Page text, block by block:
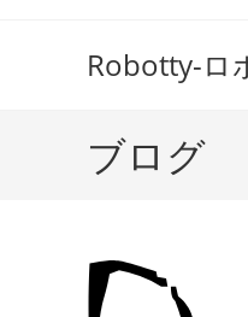
Robotty-ロ
ブログ